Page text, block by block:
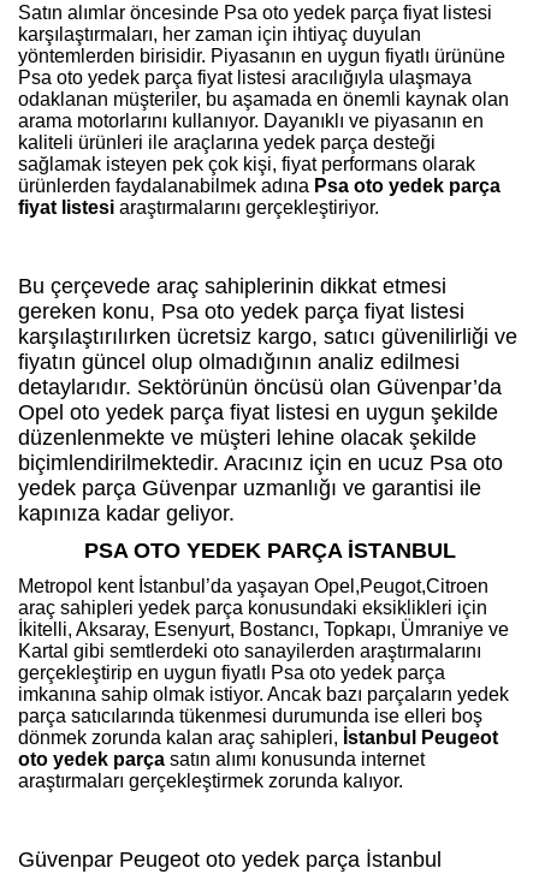
Satın alımlar öncesinde Psa oto yedek parça fiyat listesi
karşılaştırmaları, her zaman için ihtiyaç duyulan
yöntemlerden birisidir. Piyasanın en uygun fiyatlı ürününe
Psa oto yedek parça fiyat listesi aracılığıyla ulaşmaya
odaklanan müşteriler, bu aşamada en önemli kaynak olan
arama motorlarını kullanıyor. Dayanıklı ve piyasanın en
kaliteli ürünleri ile araçlarına yedek parça desteği
sağlamak isteyen pek çok kişi, fiyat performans olarak
ürünlerden faydalanabilmek adına Psa oto yedek parça
fiyat listesi araştırmalarını gerçekleştiriyor.
Bu çerçevede araç sahiplerinin dikkat etmesi
gereken konu, Psa oto yedek parça fiyat listesi
karşılaştırılırken ücretsiz kargo, satıcı güvenilirliği ve
fiyatın güncel olup olmadığının analiz edilmesi
detaylarıdır. Sektörünün öncüsü olan Güvenpar’da
Opel oto yedek parça fiyat listesi en uygun şekilde
düzenlenmekte ve müşteri lehine olacak şekilde
biçimlendirilmektedir. Aracınız için en ucuz Psa oto
yedek parça Güvenpar uzmanlığı ve garantisi ile
kapınıza kadar geliyor.
PSA OTO YEDEK PARÇA İSTANBUL
Metropol kent İstanbul’da yaşayan Opel,Peugot,Citroen
araç sahipleri yedek parça konusundaki eksiklikleri için
İkitelli, Aksaray, Esenyurt, Bostancı, Topkapı, Ümraniye ve
Kartal gibi semtlerdeki oto sanayilerden araştırmalarını
gerçekleştirip en uygun fiyatlı Psa oto yedek parça
imkanına sahip olmak istiyor. Ancak bazı parçaların yedek
parça satıcılarında tükenmesi durumunda ise elleri boş
dönmek zorunda kalan araç sahipleri, İstanbul Peugeot
oto yedek parça satın alımı konusunda internet
araştırmaları gerçekleştirmek zorunda kalıyor.
Güvenpar Peugeot oto yedek parça İstanbul